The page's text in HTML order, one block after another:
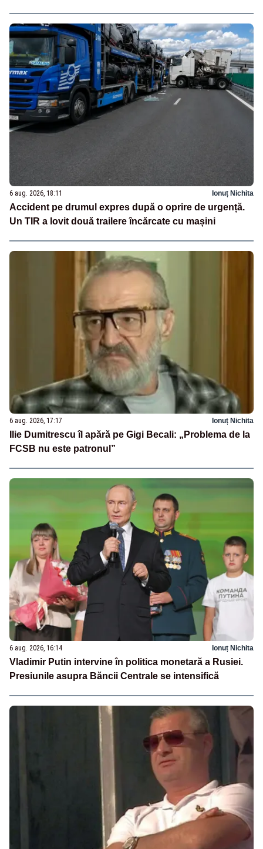
6 aug. 2026, 18:11 Ionuț Nichita
Accident pe drumul expres după o oprire de urgență.
Un TIR a lovit două trailere încărcate cu mașini
6 aug. 2026, 17:17 Ionuț Nichita
Ilie Dumitrescu îl apără pe Gigi Becali: „Problema de la
FCSB nu este patronul”
6 aug. 2026, 16:14 Ionuț Nichita
Vladimir Putin intervine în politica monetară a Rusiei.
Presiunile asupra Băncii Centrale se intensifică